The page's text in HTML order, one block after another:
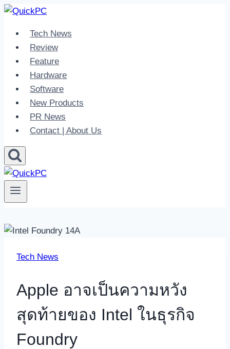
Skip
contentTech News
Review
Feature
Hardware
Software
New Products
PR News
Contact | About Us
Tech News
Apple อาจเป็นความหวัง
สุดท้ายของ Intel ในธุรกิจ
Foundry